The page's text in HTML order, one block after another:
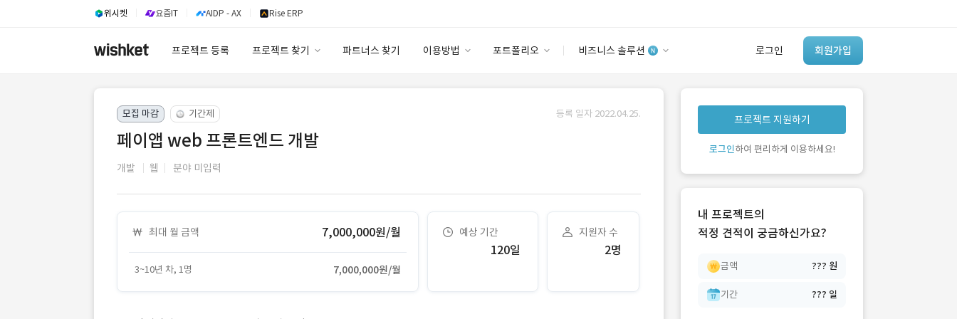
위시켓 요즘IT AIDP - AX Rise ERP
프로젝트 등록 프로젝트 찾기 파트너스 찾기 이용방법 포트폴리오 비즈니스 솔루션 로그인 회원가입
안심 코드 케어
유사사례 검색 AI
‘이런 거’ 만들어본
개발 회사 있어?
모집 마감 기간제 등록 일자 2022.04.25.
페이앱 web 프론트엔드 개발
개발 웹 분야 미입력
최대 월 금액 7,000,000원/월
3~10년 차, 1명 7,000,000원/월
예상 기간
120일
지원자 수
2명
프로젝트 지원하기
로그인하여 편리하게 이용하세요!
내 프로젝트의
적정 견적이 궁금하신가요?
금액 ??? 원
기간 ??? 일